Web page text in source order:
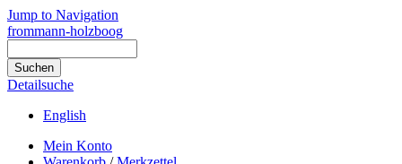
Jump to Navigation
frommann-holzboog
Detailsuche
English
Mein Konto